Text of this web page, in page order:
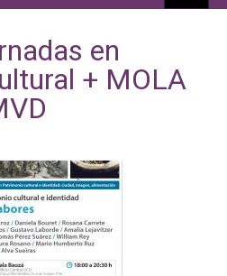
en
+ MOLA
s